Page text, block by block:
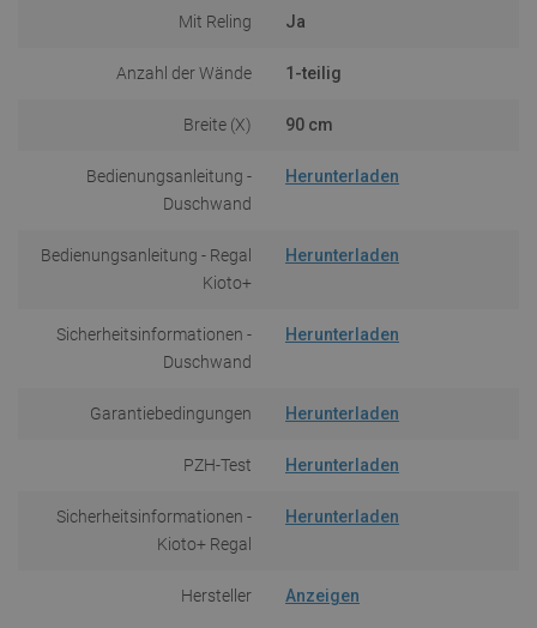
Mit Reling Ja
Anzahl der Wände 1-teilig
Breite (X) 90 cm
Bedienungsanleitung -
Duschwand
Herunterladen
Bedienungsanleitung - Regal
Kioto+
Herunterladen
Sicherheitsinformationen -
Duschwand
Herunterladen
Garantiebedingungen Herunterladen
PZH-Test Herunterladen
Sicherheitsinformationen -
Kioto+ Regal
Herunterladen
Hersteller Anzeigen